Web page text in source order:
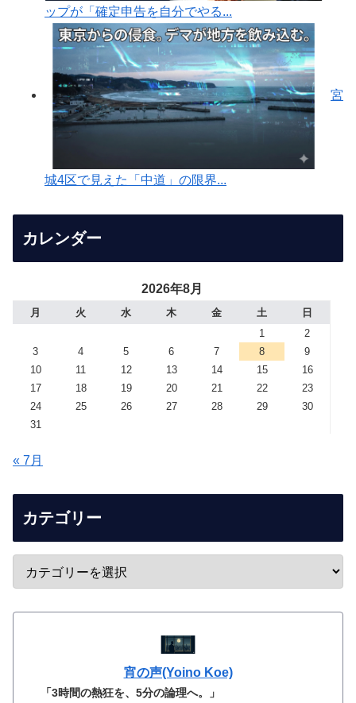
ップが「確定申告を自分でやる...
宮
城4区で見えた「中道」の限界...
カレンダー
2026年8月
月 火 水 木 金 土
日
1
2
3
4 5 6 7 8
9
10
11 12 13 14 15
16
17
18 19 20 21 22
23
24
25 26 27 28 29
30
31
« 7月
カテゴリー
宵の声(Yoino Koe)
「3時間の熱狂を、5分の論理へ。」